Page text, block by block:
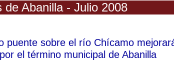
de Abanilla - Julio 2008
puente sobre el río Chícamo
el término municipal de Abanilla